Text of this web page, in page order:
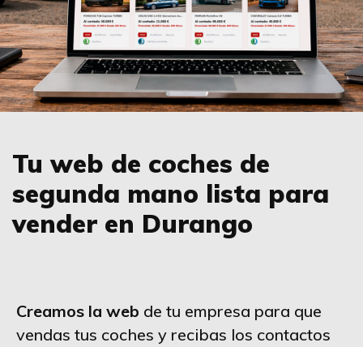
Tu web de coches de
segunda mano lista para
vender en Durango
Creamos la web de tu empresa para que
vendas tus coches y recibas los contactos